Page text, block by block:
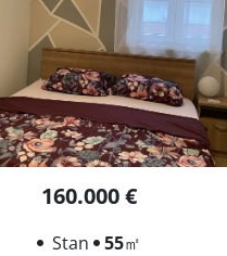
160.000 €
Stan 55㎡